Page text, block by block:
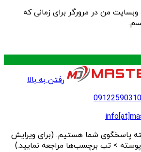
وبسایت من در مرورگر برای زمانی که
رفتن به بالا
09122590310
7 روز هفته پاسخگوی شما هستیم. (برای ویرایش
> تب برچسب‌ها مراجعه نمایید.)